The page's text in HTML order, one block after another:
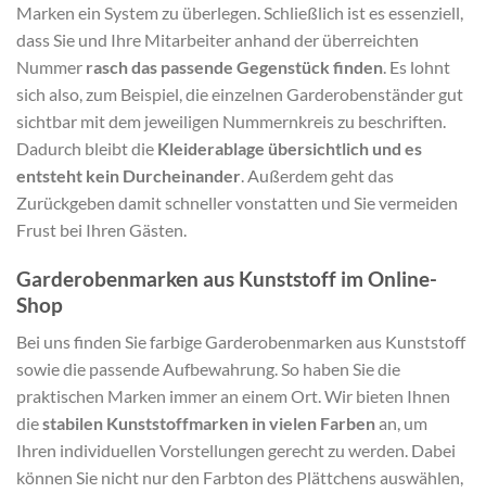
Marken ein System zu überlegen. Schließlich ist es essenziell,
dass Sie und Ihre Mitarbeiter anhand der überreichten
Nummer rasch das passende Gegenstück finden. Es lohnt
sich also, zum Beispiel, die einzelnen Garderobenständer gut
sichtbar mit dem jeweiligen Nummernkreis zu beschriften.
Dadurch bleibt die Kleiderablage übersichtlich und es
entsteht kein Durcheinander. Außerdem geht das
Zurückgeben damit schneller vonstatten und Sie vermeiden
Frust bei Ihren Gästen.
Garderobenmarken aus Kunststoff im Online-
Shop
Bei uns finden Sie farbige Garderobenmarken aus Kunststoff
sowie die passende Aufbewahrung. So haben Sie die
praktischen Marken immer an einem Ort. Wir bieten Ihnen
diestabilen Kunststoffmarken in vielen Farbenan, um
Ihren individuellen Vorstellungen gerecht zu werden. Dabei
können Sie nicht nur den Farbton des Plättchens auswählen,